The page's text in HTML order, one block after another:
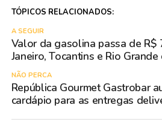
TÓPICOS RELACIONADOS:
A SEGUIR
Valor da gasolina passa de R$
Janeiro, Tocantins e Rio
NÃO PERCA
República Gourmet Gastrobar
cardápio para as entregas